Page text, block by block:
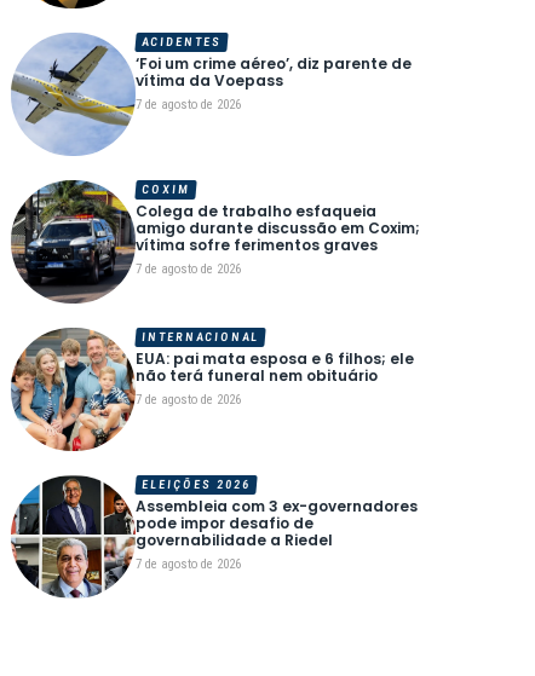
‘Foi um crime aéreo’, diz parente de
vítima da Voepass
7 de agosto de 2026
ACIDENTES
Colega de trabalho esfaqueia
amigo durante discussão em Coxim;
vítima sofre ferimentos graves
7 de agosto de 2026
COXIM
EUA: pai mata esposa e 6 filhos; ele
não terá funeral nem obituário
7 de agosto de 2026
INTERNACIONAL
Assembleia com 3 ex-governadores
pode impor desafio de
governabilidade a Riedel
7 de agosto de 2026
ELEIÇÕES 2026